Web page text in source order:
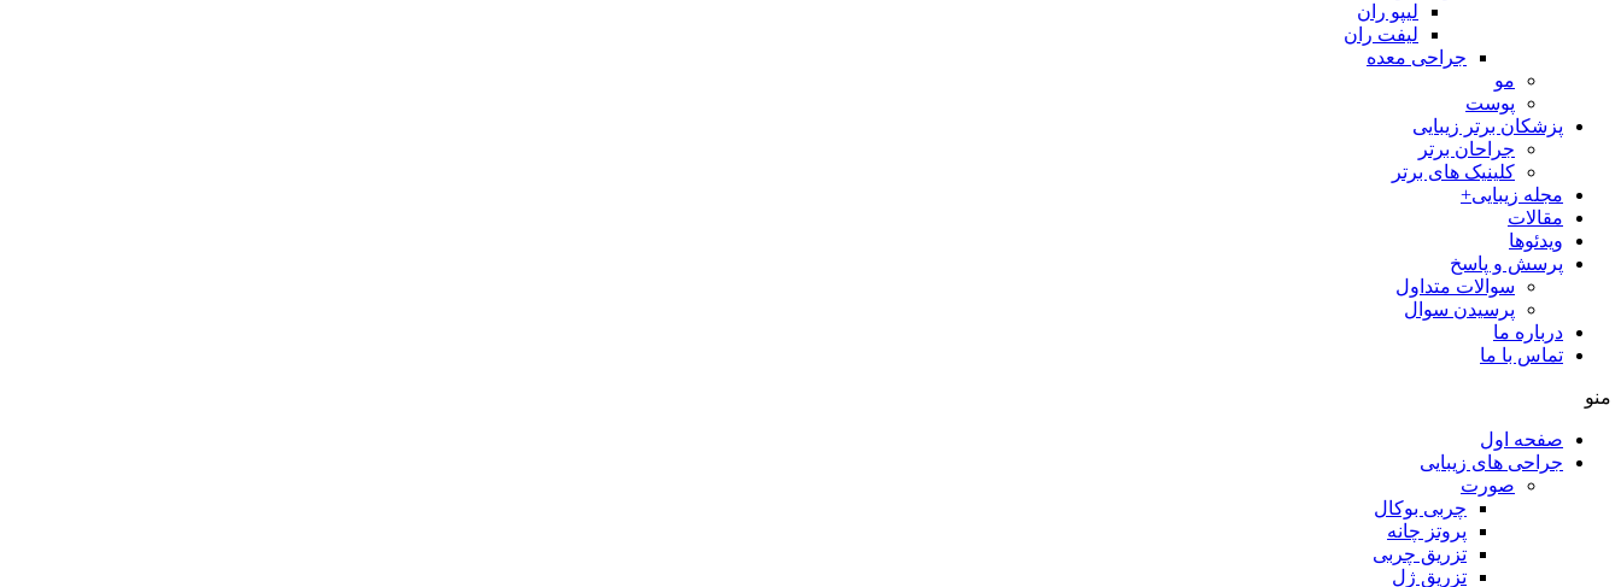
لیپو ران
لیفت ران
جراحی معده
مو
پوست
پزشکان برتر زیبایی
جراحان برتر
کلینیک های برتر
مجله زیبایی+
مقالات
ویدئوها
پرسش و پاسخ
سوالات متداول
پرسیدن سوال
درباره ما
تماس با ما
منو
صفحه اول
جراحی های زیبایی
صورت
چربی بوکال
پروتز چانه
تزریق چربی
تزریق ژل